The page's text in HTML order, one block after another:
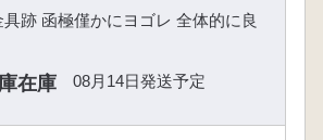
跡 函極僅かにヨゴレ 全体的に良
在庫 08月14日発送予定